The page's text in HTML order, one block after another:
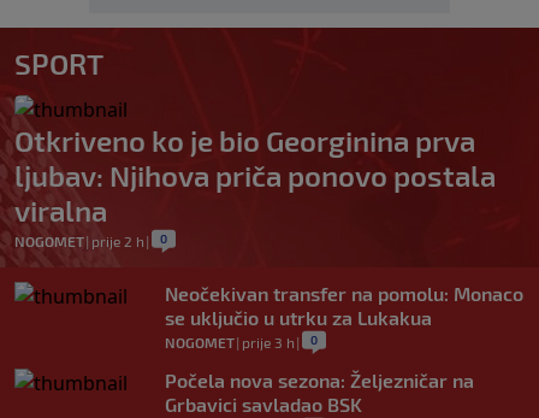
SPORT
Otkriveno ko je bio Georginina prva
ljubav: Njihova priča ponovo postala
viralna
NOGOMET| prije 2 h | 0
Neočekivan transfer na pomolu: Monaco
se uključio u utrku za Lukakua
NOGOMET| prije 3 h | 0
Počela nova sezona: Željezničar na
Grbavici savladao BSK